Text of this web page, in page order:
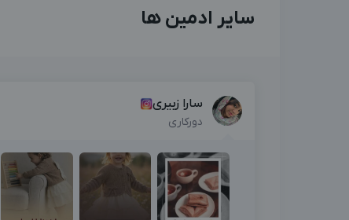
سایر ادمین ها
سارا زبیری
دورکاری